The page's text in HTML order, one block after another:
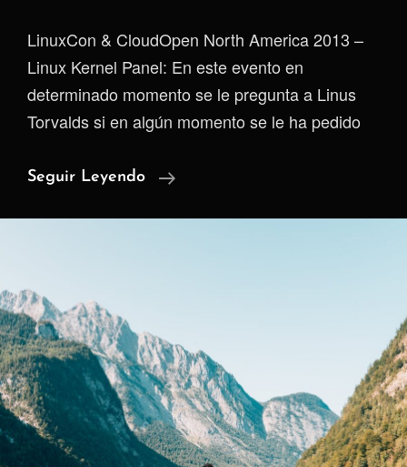
LinuxCon & CloudOpen North America 2013 –
Linux Kernel Panel: En este evento en
determinado momento se le pregunta a Linus
Torvalds si en algún momento se le ha pedido
Seguir Leyendo
Curiosa